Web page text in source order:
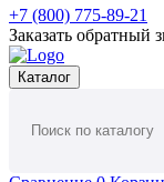
+7 (800) 775-89-21
Заказать обратный
Каталог